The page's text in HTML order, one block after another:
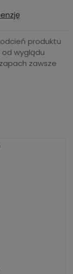
produktu
od wyglądu
zawsze